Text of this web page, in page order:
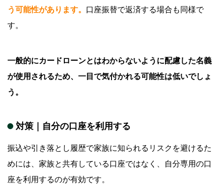
う可能性があります。 口座振替で返済する場合も同様で
す。
一般的にカードローンとはわからないように配慮した名義
が使用されるため、一目で気付かれる可能性は低いでしょ
う。
対策 自分の口座を利用する
振込や引き落とし履歴で家族に知られるリスクを避けるた
めには、家族と共有している口座ではなく、自分専用の口
座を利用するのが有効です。